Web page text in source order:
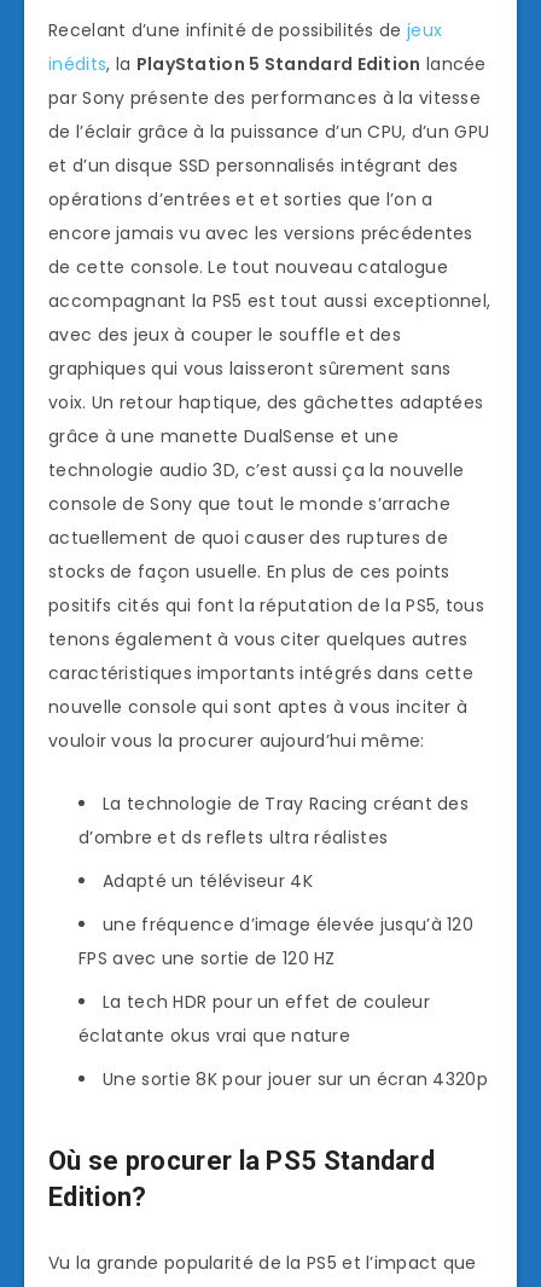
Recelant d’une infinité de possibilités de jeux
inédits, la PlayStation 5 Standard Edition lancée
par Sony présente des performances à la vitesse
de l’éclair grâce à la puissance d’un CPU, d’un GPU
et d’un disque SSD personnalisés intégrant des
opérations d’entrées et et sorties que l’on a
encore jamais vu avec les versions précédentes
de cette console. Le tout nouveau catalogue
accompagnant la PS5 est tout aussi exceptionnel,
avec des jeux à couper le souffle et des
graphiques qui vous laisseront sûrement sans
voix. Un retour haptique, des gâchettes adaptées
grâce à une manette DualSense et une
technologie audio 3D, c’est aussi ça la nouvelle
console de Sony que tout le monde s’arrache
actuellement de quoi causer des ruptures de
stocks de façon usuelle. En plus de ces points
positifs cités qui font la réputation de la PS5, tous
tenons également à vous citer quelques autres
caractéristiques importants intégrés dans cette
nouvelle console qui sont aptes à vous inciter à
vouloir vous la procurer aujourd’hui même:
La technologie de Tray Racing créant des
d’ombre et ds reflets ultra réalistes
Adapté un téléviseur 4K
une fréquence d’image élevée jusqu’à 120
FPS avec une sortie de 120 HZ
La tech HDR pour un effet de couleur
éclatante okus vrai que nature
Une sortie 8K pour jouer sur un écran 4320p
Où se procurer la PS5 Standard
Edition?
Vu la grande popularité de la PS5 et l’impact que